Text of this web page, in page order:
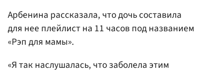
Арбенина рассказала, что дочь составила
для нее плейлист на 11 часов под названием
«Рэп для мамы».
«Я так наслушалась, что заболела этим